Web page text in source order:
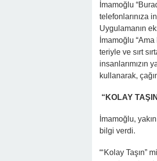
İmamoğlu
telefonlarınıza
Uygulamanın
İmamoğlu
teriyle ve sırt
insanlarımızın
kullanarak,
“KOLAY
İmamoğlu,
bilgi verdi.
“‘Kolay Taşın”